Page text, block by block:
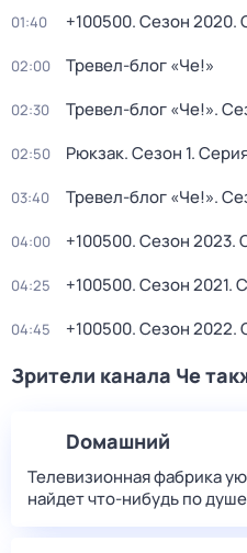
01:40 +100500. Сезон 2020.
02:00 Тревел-блог «Че!»
02:30 Тревел-блог «Че!».
02:50 Рюкзак. Сезон 1.
03:40 Тревел-блог «Че!».
04:00 +100500. Сезон 2023.
04:25 +100500. Сезон 2021.
04:45 +100500. Сезон 2022.
Зрители канала Че
Dомашний
Телевизионная фабрика
найдет что‑нибудь по